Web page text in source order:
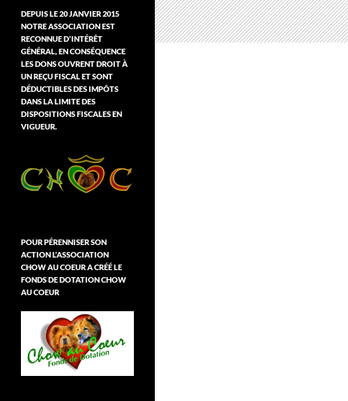
DEPUIS LE 20 JANVIER 2015
NOTRE ASSOCIATION EST
RECONNUE D’INTÉRÊT
GÉNÉRAL, EN CONSÉQUENCE
LES DONS OUVRENT DROIT À
UN REÇU FISCAL ET SONT
DÉDUCTIBLES DES IMPÔTS
DANS LA LIMITE DES
DISPOSITIONS FISCALES EN
VIGUEUR.
POUR PÉRENNISER SON
ACTION L’ASSOCIATION
CHOW AU COEUR A CRÉÉ LE
FONDS DE DOTATION CHOW
AU COEUR